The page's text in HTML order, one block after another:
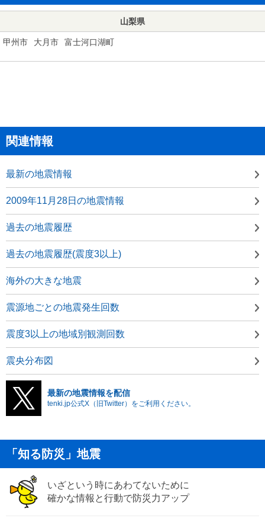
山梨県
甲州市 大月市 富士河口湖町
関連情報
最新の地震情報
2009年11月28日の地震情報
過去の地震履歴
過去の地震履歴(震度3以上)
海外の大きな地震
震源地ごとの地震発生回数
震度3以上の地域別観測回数
震央分布図
最新の地震情報を配信
tenki.jp公式X（旧Twitter）をご利用ください。
「知る防災」地震
いざという時にあわてないために
確かな情報と行動で防災力アップ